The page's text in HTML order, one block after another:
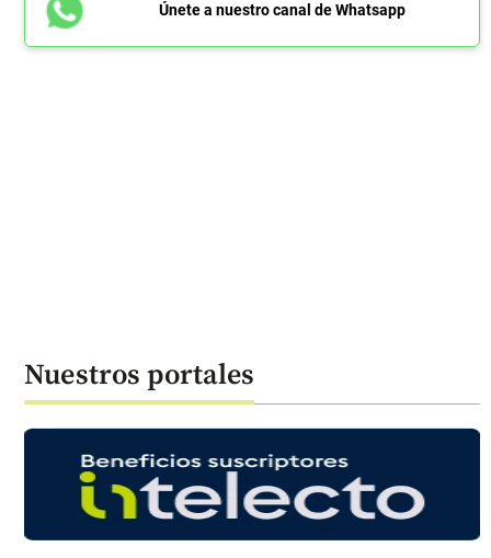
Únete a nuestro canal de Whatsapp
Nuestros portales